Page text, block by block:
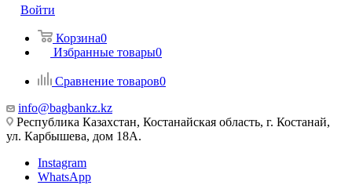
Войти
Корзина0
Избранные товары0
Сравнение товаров0
info@bagbankz.kz
Республика Казахстан, Костанайская область, г. Костанай,
ул. Карбышева, дом 18А.
Instagram
WhatsApp